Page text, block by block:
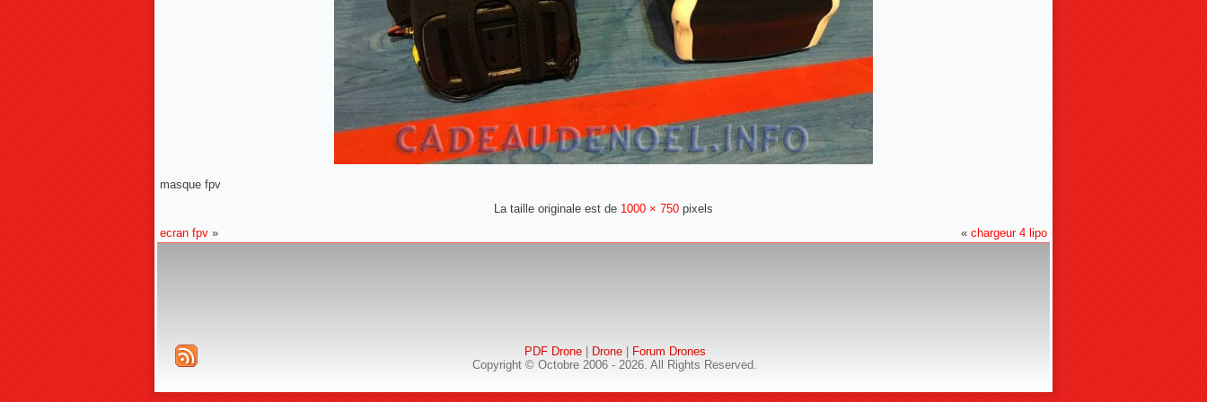
masque fpv
La taille originale est de 1000 × 750 pixels
ecran fpv » « chargeur 4 lipo
PDF Drone| Drone|
Forum Drones
Copyright © Octobre 2006 - 2026. All Rights Reserved.